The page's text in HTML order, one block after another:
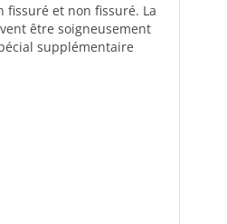
et non fissuré. La
être soigneusement
supplémentaire